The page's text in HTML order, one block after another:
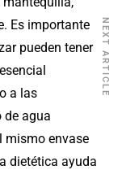
Es importante
pueden tener
a las
de agua
mismo envase
dietética ayuda
NEXT ARTICLE